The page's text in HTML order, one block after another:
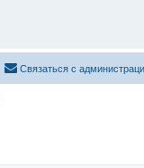
Связаться с